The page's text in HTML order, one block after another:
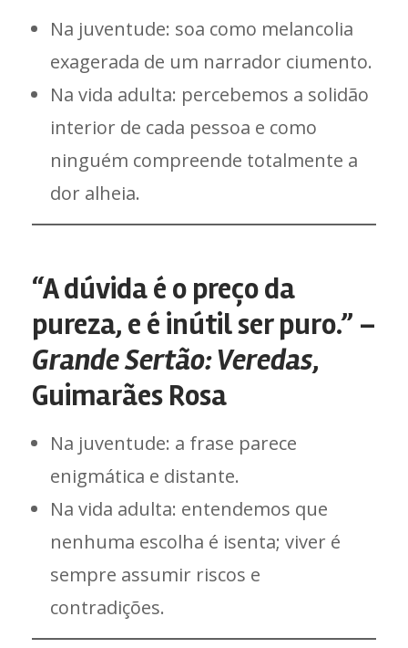
Na juventude: soa como melancolia
exagerada de um narrador ciumento.
Na vida adulta: percebemos a solidão
interior de cada pessoa e como
ninguém compreende totalmente a
dor alheia.
“A dúvida é o preço da
pureza, e é inútil ser puro.” –
Grande Sertão: Veredas,
Guimarães Rosa
Na juventude: a frase parece
enigmática e distante.
Na vida adulta: entendemos que
nenhuma escolha é isenta; viver é
sempre assumir riscos e
contradições.